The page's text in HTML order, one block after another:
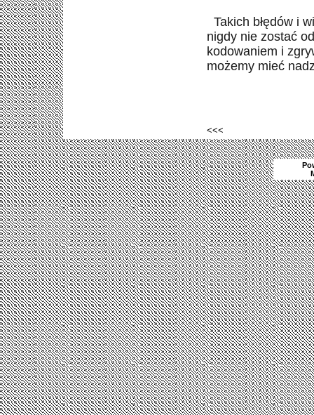
Takich błędów i
nigdy nie zostać
kodowaniem i
możemy mieć
<<<